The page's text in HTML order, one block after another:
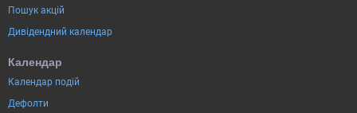
Пошук акцій
Дивідендний календар
Календар
Календар подій
Дефолти